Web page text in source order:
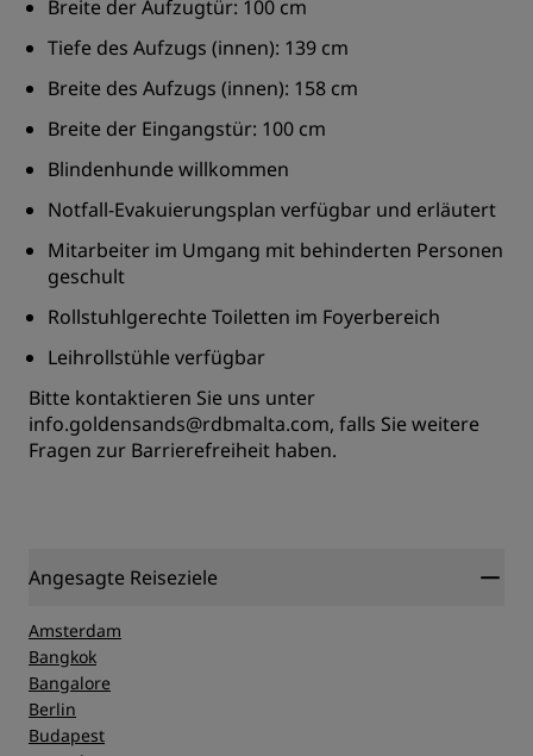
Breite der Aufzugtür: 100 cm
Tiefe des Aufzugs (innen): 139 cm
Breite des Aufzugs (innen): 158 cm
Breite der Eingangstür: 100 cm
Blindenhunde willkommen
Notfall-Evakuierungsplan verfügbar und erläutert
Mitarbeiter im Umgang mit behinderten Personen
geschult
Rollstuhlgerechte Toiletten im Foyerbereich
Leihrollstühle verfügbar
Bitte kontaktieren Sie uns unter
info.goldensands@rdbmalta.com, falls Sie weitere
Fragen zur Barrierefreiheit haben.
Angesagte Reiseziele
Amsterdam
Bangkok
Bangalore
Berlin
Budapest